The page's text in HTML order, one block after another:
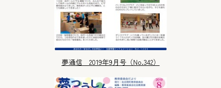
夢通信 2019年9月号（No.342）